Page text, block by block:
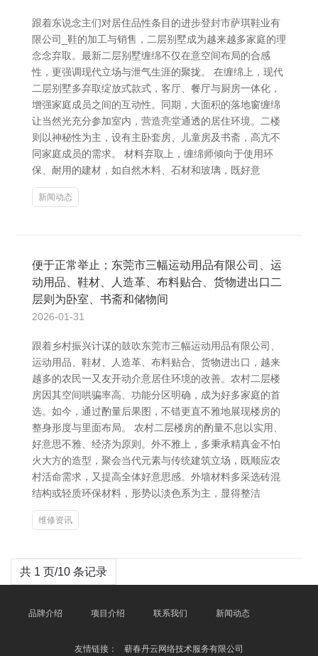
跟着东说念主们对居住品性条目的进步登封市萨琪鞋业有
限公司_鞋的加工与销售，二层别墅成为越来越多家庭的理
念念弃取。最新二层别墅缠绵不仅在意空间布局的合感
性，更强调现代立场与泄气生涯的聚拢。 在缠绵上，现代
二层别墅多弃取绽放式款式，客厅、餐厅与厨房一体化，
增强家庭成员之间的互动性。同期，大面积的落地窗缠绵
让当然光充分参加室内，营造亮堂通透的居住环境。二楼
则以神秘性为主，设有主卧套房、儿童房及书斋，高亢不
同家庭成员的需求。 材料弃取上，缠绵师倾向于使用环
保、耐用的建材，如自然木料、石材和玻璃，既好意
新闻动态
便于正常举止；东莞市三幅运动用品有限公司、运
动用品、鞋材、人造革、布料贴合、货物进出口二
层则为卧室、书斋和储物间
2026-01-31
跟着乡村振兴计谋的鼓吹东莞市三幅运动用品有限公司、
运动用品、鞋材、人造革、布料贴合、货物进出口，越来
越多的农民一又友开动介意居住环境的改善。农村二层楼
房因其空间哄骗率高、功能分区明确，成为好多家庭的首
选。如今，通过酌量后果图，不错更直不雅地展现楼房的
整身形度与里面布局。 农村二层楼房的酌量不息以实用、
好意思不雅、经济为原则。外不雅上，多秉承精真金不怕
火大方的造型，聚会当代元素与传统建筑立场，既顺应农
村活命需求，又提高全体好意思感。外墙材料多采选砖混
结构或轻质环保材料，形势以淡色系为主，显得整洁
维修资讯
共 1 页/10 条记录
品牌介绍 项目介绍 联系我们 新闻动态
友情链接：
蕲春丹云网络技术服务有限公司